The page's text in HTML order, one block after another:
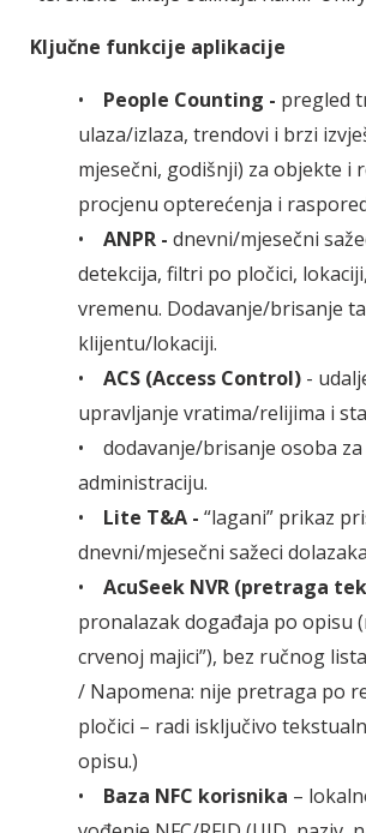
Ključne funkcije aplikacije
• People Counting - pregled
ulaza/izlaza, trendovi i brzi
mjesečni, godišnji) za objekte i
procjenu opterećenja i
• ANPR - dnevni/mjesečni
detekcija, filtri po pločici, lokaciji,
vremenu. Dodavanje/brisanje
klijentu/lokaciji.
• ACS (Access Control) -
upravljanje vratima/relijima i
• dodavanje/brisanje osoba
administraciju.
• Lite T&A - “lagani” prikaz
dnevni/mjesečni sažeci
• AcuSeek NVR (pretraga
pronalazak događaja po opisu
crvenoj majici”), bez ručnog
/ Napomena: nije pretraga po
pločici – radi isključivo
opisu.)
• Baza NFC korisnika –